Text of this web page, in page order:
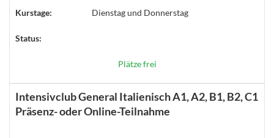
Kurstage: Dienstag und Donnerstag
Status:
Plätze frei
Intensivclub General Italienisch A1, A2, B1, B2, C1
Präsenz- oder Online-Teilnahme